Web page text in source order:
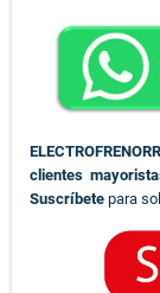
clientes
Suscríbete para